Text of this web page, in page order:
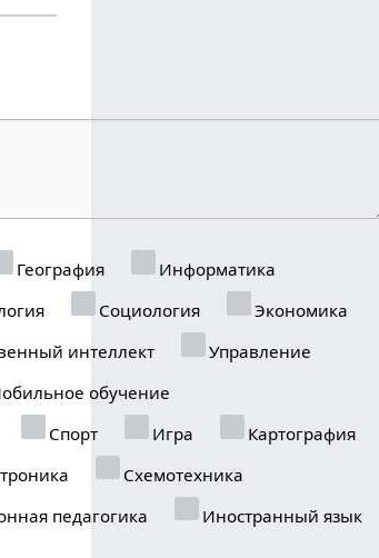
География
Информатика
Социология
Экономика
интеллект
Управление
обучение
Спорт Игра
Картография
Схемотехника
педагогика
Иностранный язык